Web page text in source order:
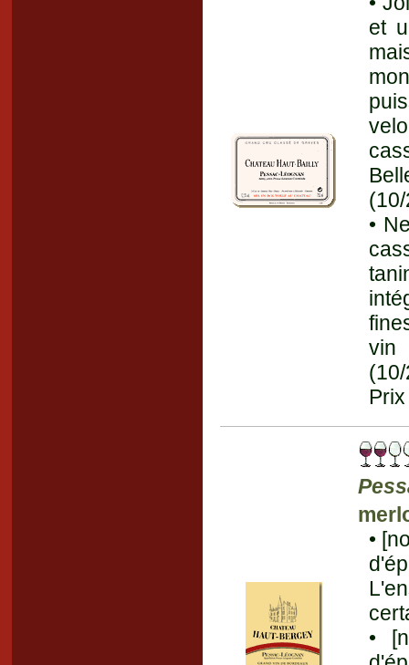
et
•
vin
•
•